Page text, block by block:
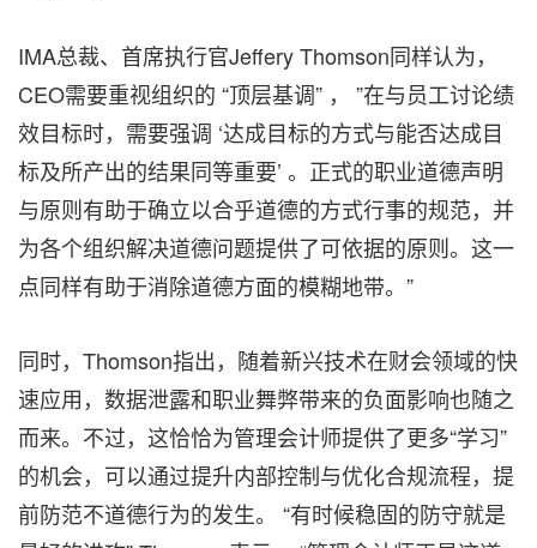
IMA总裁、首席执行官Jeffery Thomson同样认为，
CEO需要重视组织的 “顶层基调” ， ”在与员工讨论绩
效目标时，需要强调 ‘达成目标的方式与能否达成目
标及所产出的结果同等重要’ 。正式的职业道德声明
与原则有助于确立以合乎道德的方式行事的规范，并
为各个组织解决道德问题提供了可依据的原则。这一
点同样有助于消除道德方面的模糊地带。”
同时，Thomson指出，随着新兴技术在财会领域的快
速应用，数据泄露和职业舞弊带来的负面影响也随之
而来。不过，这恰恰为管理会计师提供了更多“学习”
的机会，可以通过提升内部控制与优化合规流程，提
前防范不道德行为的发生。 “有时候稳固的防守就是